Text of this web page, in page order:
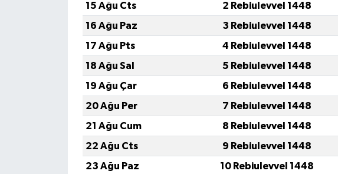
15 Ağu Cts
2 Rebiulevvel 1448
16 Ağu Paz
3 Rebiulevvel 1448
17 Ağu Pts
4 Rebiulevvel 1448
18 Ağu Sal
5 Rebiulevvel 1448
19 Ağu Çar
6 Rebiulevvel 1448
20 Ağu Per
7 Rebiulevvel 1448
21 Ağu Cum
8 Rebiulevvel 1448
22 Ağu Cts
9 Rebiulevvel 1448
23 Ağu Paz
10 Rebiulevvel 1448